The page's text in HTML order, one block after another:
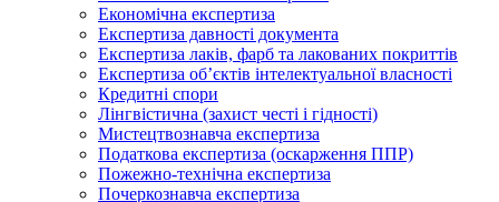
Економічна експертиза
Експертиза давності документа
Експертиза лаків, фарб та лакованих покриттів
Експертиза об’єктів інтелектуальної власності
Кредитні спори
Лінгвістична (захист честі і гідності)
Мистецтвознавча експертиза
Податкова експертиза (оскарження ППР)
Пожежно-технічна експертиза
Почеркознавча експертиза